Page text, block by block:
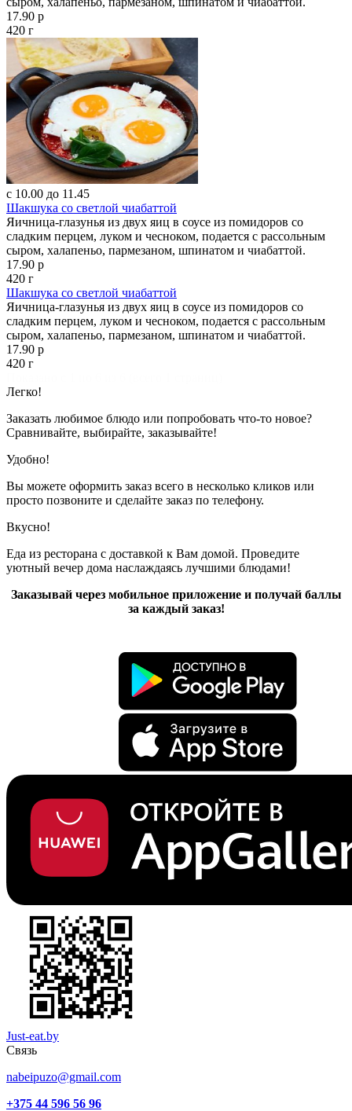
17.90 р
420 г
с 10.00 до 11.45
Шакшука со светлой чиабаттой
Яичница-глазунья из двух яиц в соусе из помидоров со
сладким перцем, луком и чесноком, подается с рассольным
сыром, халапеньо, пармезаном, шпинатом и чиабаттой.
17.90 р
420 г
Шакшука со светлой чиабаттой
Яичница-глазунья из двух яиц в соусе из помидоров со
сладким перцем, луком и чесноком, подается с рассольным
сыром, халапеньо, пармезаном, шпинатом и чиабаттой.
17.90 р
420 г
Легко!
Заказать любимое блюдо или попробовать что-то новое?
Сравнивайте, выбирайте, заказывайте!
Удобно!
Вы можете оформить заказ всего в несколько кликов или
просто позвоните и сделайте заказ по телефону.
Вкусно!
Еда из ресторана с доставкой к Вам домой. Проведите
уютный вечер дома наслаждаясь лучшими блюдами!
Заказывай через мобильное приложение и получай баллы
за каждый заказ!
Just-eat.by
Связь
nabeipuzo@gmail.com
+375 44 596 56 96